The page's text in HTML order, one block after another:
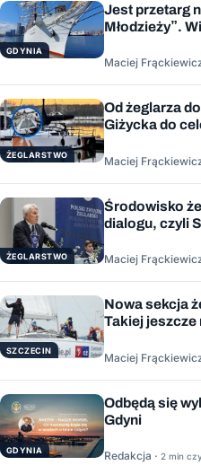
GDYNIA
Jest przetarg
Młodzieży”.
Maciej
ŻEGLARSTWO
Od żeglarza
Giżycka do
Maciej
ŻEGLARSTWO
Środowisko
dialogu, czyli
Maciej
SZCZECIN
Nowa sekcja
Takiej jeszcze
Maciej
GDYNIA
Odbędą się
Gdyni
Redakcja · 2 min